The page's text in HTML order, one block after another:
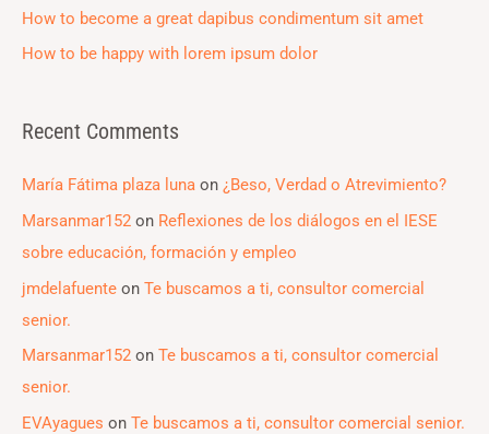
How to become a great dapibus condimentum sit amet
How to be happy with lorem ipsum dolor
Recent Comments
María Fátima plaza luna on ¿Beso, Verdad o Atrevimiento?
Marsanmar152 on Reflexiones de los diálogos en el IESE
sobre educación, formación y empleo
jmdelafuente on Te buscamos a ti, consultor comercial
senior.
Marsanmar152 on Te buscamos a ti, consultor comercial
senior.
EVAyagues on Te buscamos a ti, consultor comercial senior.